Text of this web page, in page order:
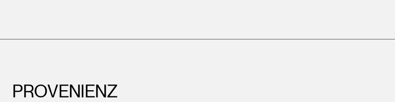
PROVENIENZ